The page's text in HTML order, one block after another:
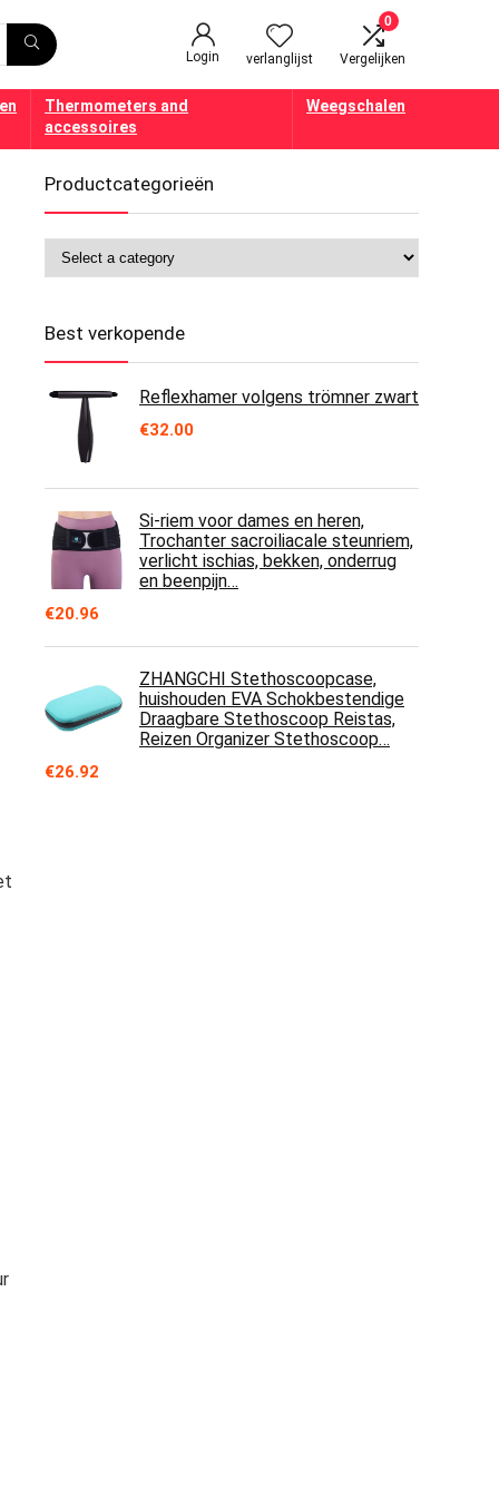
Login verlanglijst
0
Vergelijken
Thermometers and
accessoires
Weegschalen
Productcategorieën
Best verkopende
Reflexhamer volgens trömner zwart
€32.00
Si-riem voor dames en heren,
Trochanter sacroiliacale steunriem,
verlicht ischias, bekken, onderrug
en beenpijn…
€20.96
ZHANGCHI Stethoscoopcase,
huishouden EVA Schokbestendige
Draagbare Stethoscoop Reistas,
Reizen Organizer Stethoscoop…
€26.92